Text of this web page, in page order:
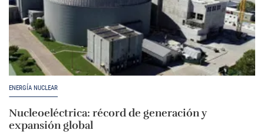
ENERGÍA NUCLEAR
Nucleoeléctrica: récord de generación y
expansión global